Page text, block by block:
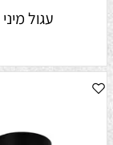
עגול מיני N